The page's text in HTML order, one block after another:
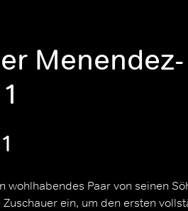
Menendez-
wohlhabendes Paar von seinen
ein, um den ersten